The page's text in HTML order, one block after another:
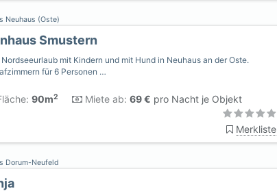
Neuhaus (Oste)
Smustern
mit Kindern und mit Hund in Neuhaus an der Oste.
für 6 Personen …
90m2 Miete ab: 69 € pro Nacht je Objekt
Merkliste
Dorum-Neufeld